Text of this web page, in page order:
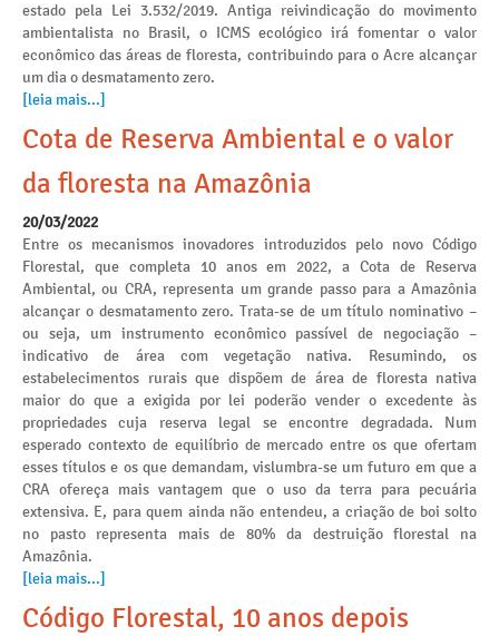
estado pela Lei 3.532/2019. Antiga reivindicação do movimento
ambientalista no Brasil, o ICMS ecológico irá fomentar o valor
econômico das áreas de floresta, contribuindo para o Acre alcançar
um dia o desmatamento zero.
[leia mais...]
Cota de Reserva Ambiental e o valor
da floresta na Amazônia
20/03/2022
Entre os mecanismos inovadores introduzidos pelo novo Código
Florestal, que completa 10 anos em 2022, a Cota de Reserva
Ambiental, ou CRA, representa um grande passo para a Amazônia
alcançar o desmatamento zero. Trata-se de um título nominativo –
ou seja, um instrumento econômico passível de negociação –
indicativo de área com vegetação nativa. Resumindo, os
estabelecimentos rurais que dispõem de área de floresta nativa
maior do que a exigida por lei poderão vender o excedente às
propriedades cuja reserva legal se encontre degradada. Num
esperado contexto de equilíbrio de mercado entre os que ofertam
esses títulos e os que demandam, vislumbra-se um futuro em que a
CRA ofereça mais vantagem que o uso da terra para pecuária
extensiva. E, para quem ainda não entendeu, a criação de boi solto
no pasto representa mais de 80% da destruição florestal na
Amazônia.
[leia mais...]
Código Florestal, 10 anos depois